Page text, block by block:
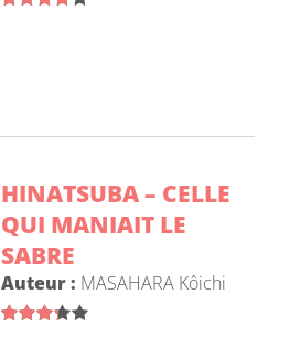
HINATSUBA – CELLE
QUI MANIAIT LE
SABRE
Auteur : MASAHARA Kôichi